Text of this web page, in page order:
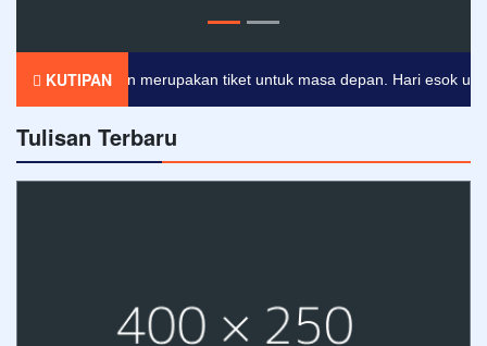
KUTIPAN
Pendidikan merupakan tiket untuk masa depan. Hari esok
Tulisan Terbaru